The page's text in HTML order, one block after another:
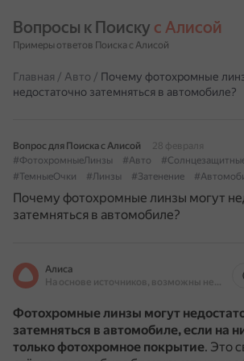
Вопросы к Поиску с Алисой
Примеры ответов Поиска с Алисой
Главная / Авто / Почему фотохромные
недостаточно затемняться в автомобиле?
Вопрос для Поиска с Алисой
28 февраля
#ФотохромныеЛинзы
#Авто
#ТемныеОчки
#Линзы #Затенение
Почему фотохромные линзы могут
затемняться в автомобиле?
Алиса
На основе источников, возможны неточности
Фотохромные линзы могут
затемняться в автомобиле, если на
только фотохромное покрытие. Это